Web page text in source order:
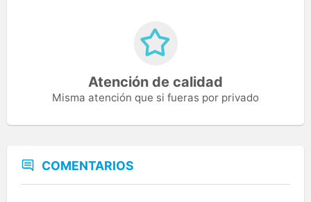
Atención de calidad
Misma atención que si fueras por privado
COMENTARIOS